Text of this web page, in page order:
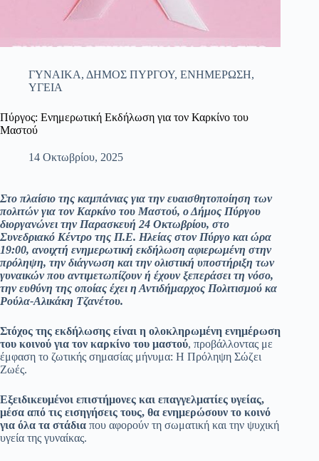
ΓΥΝΑΙΚΑ, ΔΗΜΟΣ ΠΥΡΓΟΥ, ΕΝΗΜΕΡΩΣΗ,
ΥΓΕΙΑ
Πύργος: Ενημερωτική Εκδήλωση για τον Καρκίνο του
Μαστού
14 Οκτωβρίου, 2025
Στο πλαίσιο της καμπάνιας για την ευαισθητοποίηση των
πολιτών για τον Καρκίνο του Μαστού, ο Δήμος Πύργου
διοργανώνει την Παρασκευή 24 Οκτωβρίου, στο
Συνεδριακό Κέντρο της Π.Ε. Ηλείας στον Πύργο και ώρα
19:00, ανοιχτή ενημερωτική εκδήλωση αφιερωμένη στην
πρόληψη, την διάγνωση και την ολιστική υποστήριξη των
γυναικών που αντιμετωπίζουν ή έχουν ξεπεράσει τη νόσο,
την ευθύνη της οποίας έχει η Αντιδήμαρχος Πολιτισμού κα
Ρούλα-Αλικάκη Τζανέτου.
Στόχος της εκδήλωσης είναι η ολοκληρωμένη ενημέρωση
του κοινού για τον καρκίνο του μαστού, προβάλλοντας με
έμφαση το ζωτικής σημασίας μήνυμα: Η Πρόληψη Σώζει
Ζωές.
Εξειδικευμένοι επιστήμονες και επαγγελματίες υγείας,
μέσα από τις εισηγήσεις τους, θα ενημερώσουν το κοινό
για όλα τα στάδια που αφορούν τη σωματική και την ψυχική
υγεία της γυναίκας.